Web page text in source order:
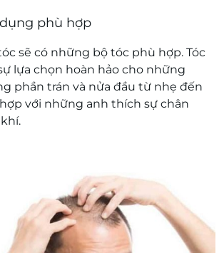
phù hợp
sẽ có những bộ tóc phù hợp. Tóc
lựa chọn hoàn hảo cho những
phần trán và nửa đầu từ nhẹ đến
với những anh thích sự chân